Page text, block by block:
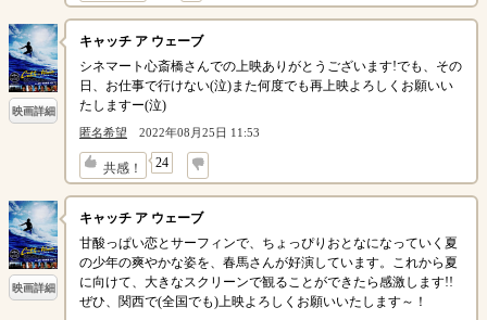
映画詳細
キャッチ ア ウェーブ
シネマート心斎橋さんでの上映ありがとうございます!でも、その
日、お仕事で行けない(泣)また何度でも再上映よろしくお願いい
たしますー(泣)
匿名希望 2022年08月25日 11:53
共感！ 24
↓
映画詳細
キャッチ ア ウェーブ
甘酸っぱい恋とサーフィンで、ちょっぴりおとなになっていく夏
の少年の爽やかな姿を、春馬さんが好演しています。これから夏
に向けて、大きなスクリーンで観ることができたら感激します!!
ぜひ、関西で(全国でも)上映よろしくお願いいたします～！